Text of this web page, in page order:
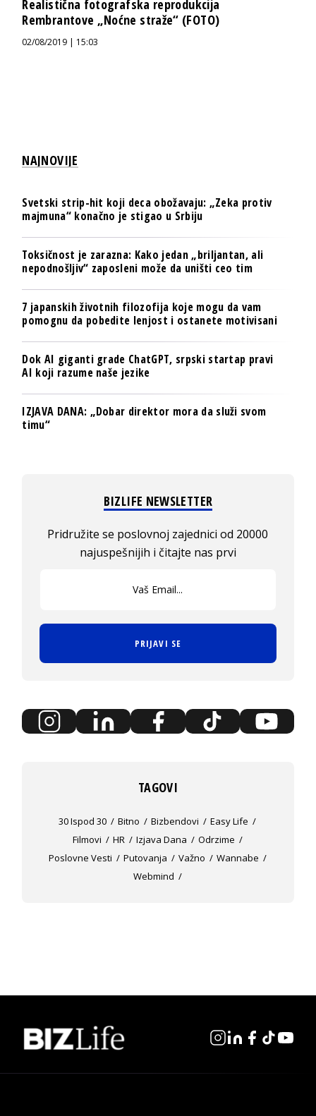
Realistična fotografska reprodukcija
Rembrantove „Noćne straže“ (FOTO)
02/08/2019 | 15:03
NAJNOVIJE
Svetski strip-hit koji deca obožavaju: „Zeka protiv
majmuna“ konačno je stigao u Srbiju
Toksičnost je zarazna: Kako jedan „briljantan, ali
nepodnošljiv“ zaposleni može da uništi ceo tim
7 japanskih životnih filozofija koje mogu da vam
pomognu da pobedite lenjost i ostanete motivisani
Dok AI giganti grade ChatGPT, srpski startap pravi
AI koji razume naše jezike
IZJAVA DANA: „Dobar direktor mora da služi svom
timu“
BIZLIFE NEWSLETTER
Pridružite se poslovnoj zajednici od 20000
najuspešnijih i čitajte nas prvi
PRIJAVI SE
TAGOVI
30 Ispod 30 Bitno Bizbendovi
Easy Life
Filmovi
HR Izjava Dana
Odrzime
Poslovne Vesti
Putovanja Važno
Wannabe
Webmind